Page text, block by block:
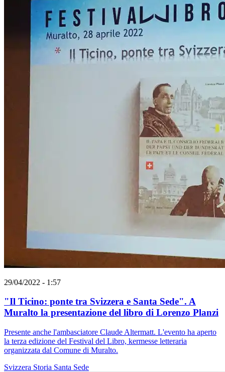
29/04/2022 - 1:57
"Il Ticino: ponte tra Svizzera e Santa Sede". A
Muralto la presentazione del libro di Lorenzo Planzi
Presente anche l'ambasciatore Claude Altermatt. L'evento ha aperto
la terza edizione del Festival del Libro, kermesse letteraria
organizzata dal Comune di Muralto.
Svizzera Storia Santa Sede